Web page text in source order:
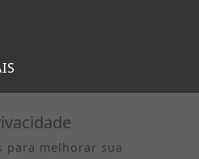
para melhorar sua